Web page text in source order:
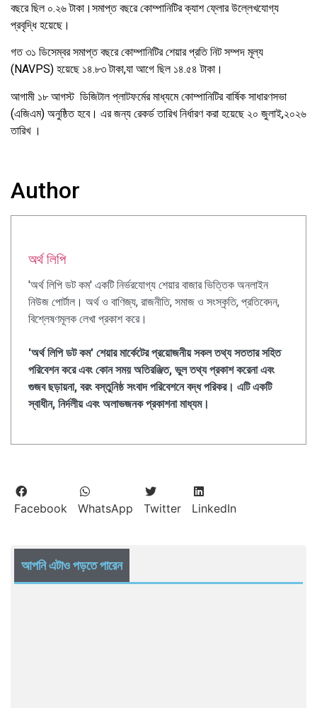
বছরে ছিল ০.২৬ টাকা।সমাপ্ত বছরে কোম্পানিটির ক্যাশ ফ্লোর উল্লেখযোগ্য
প্রবৃদ্ধি হয়েছে।
গত ৩১ ডিসেম্বর সমাপ্ত বছরে কোম্পানিটির শেয়ার প্রতি নিট সম্পদ মূল্য
(NAVPS) হয়েছে ১৪.৮৩ টাকা,যা আগে ছিল ১৪.৫৪ টাকা।
আগামী ১৮ আগস্ট ডিজিটাল প্লাটফর্মের মাধ্যমে কোম্পানিটির বার্ষিক সাধারণসভা
(এজিএম) অনুষ্ঠিত হবে। এর জন্য রেকর্ড তারিখ নির্ধারণ করা হয়েছে ২০ জুলাই,২০২৬
তারিখ ।
Author
অর্থ লিপি
'অর্থ লিপি ডট কম' একটি নির্ভরযোগ্য শেয়ার বাজার ভিত্তিক অনলাইন
নিউজ পোর্টাল। অর্থ ও বাণিজ্য, রাজনীতি, সমাজ ও সংস্কৃতি, প্রতিবেদন,
বিশ্লেষণমূলক লেখা প্রকাশ করে।
'অর্থ লিপি ডট কম' শেয়ার মার্কেটের প্রয়োজনীয় সকল তথ্য সততার সহিত
পরিবেশন করে এবং কোন সময় অতিরঞ্জিত, ভুল তথ্য প্রকাশ করেনা এবং
গুজব ছড়ায়না, বরং বস্তুনিষ্ঠ সংবাদ পরিবেশনে বদ্ধ পরিকর। এটি একটি
স্বাধীন, নির্দলীয় এবং অলাভজনক প্রকাশনা মাধ্যম।
Facebook WhatsApp Twitter LinkedIn
আপনি এটাও পড়তে পারেন